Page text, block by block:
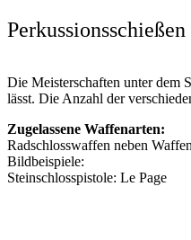
Die Meisterschaften unter dem
lässt. Die Anzahl der
Zugelassene Waffenarten:
Radschlosswaffen neben
Bildbeispiele:
Steinschlosspistole: Le Page